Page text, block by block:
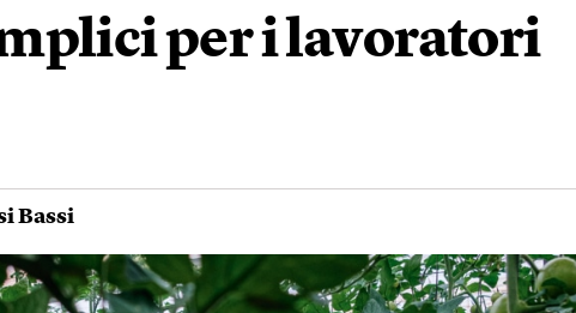
per i lavoratori
Bassi